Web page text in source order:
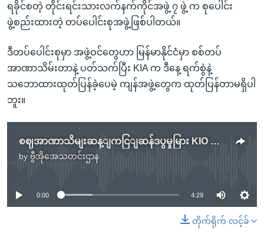
ရခိုင်စတဲ့ တိုင်းရင်းသားလက်နက်ကိုင်အဖွဲ့ ၇ ဖွဲ့ က စုပေါင်း
ဖွဲ့စည်းထားတဲ့ တပ်ပေါင်းစုအဖွဲ့ဖြစ်ပါတယ်။
ဒီတပ်ပေါင်းစုမှာ အဖွဲ့ဝင်တွေဟာ မြန်မာနိုင်ငံမှာ စစ်တပ်
အာဏာသိမ်းတာနဲ့ ပတ်သက်ပြီး KIA က ဒီနေ့ ရက်စွဲနဲ့
သဘောထားထုတ်ပြန်ခဲ့ပေမဲ့ ကျန်အဖွဲ့တွေက ထုတ်ပြန်တာမရှိပါ
ဘူး။
စဈအာဏာသိမျးဆန့ျကငြျဆန်ဒပွမှုမြား KIO ထောကျခံ
by ဗွီအိုအေသတင်းဌာန
No media source currently available
0:00 4:29
တိုက်ရိုက် လင့်ခ်